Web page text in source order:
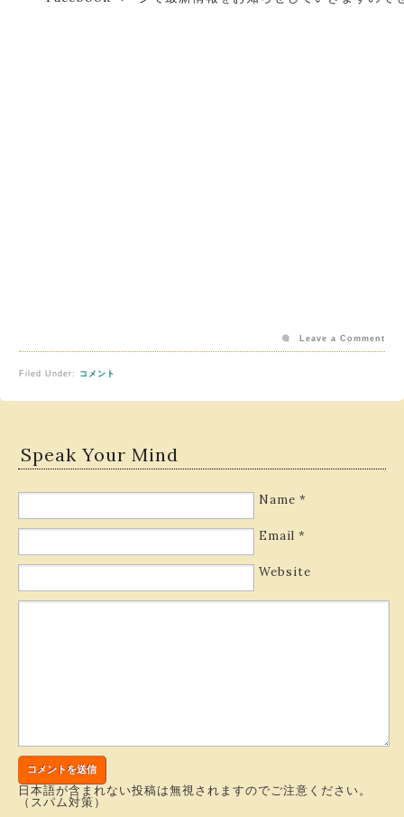
Filed Under: コメント
Leave a Comment
Speak Your Mind
Name *
Email *
Website
日本語が含まれない投稿は無視されますのでご注意ください。
（スパム対策）